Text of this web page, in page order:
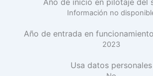
Año de inicio en pilotaje del
Información no
Año de entrada en
2023
Usa datos personales